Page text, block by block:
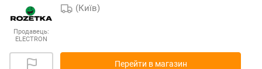
Продавець:
ELECTRON
(Київ)
Перейти в магазин